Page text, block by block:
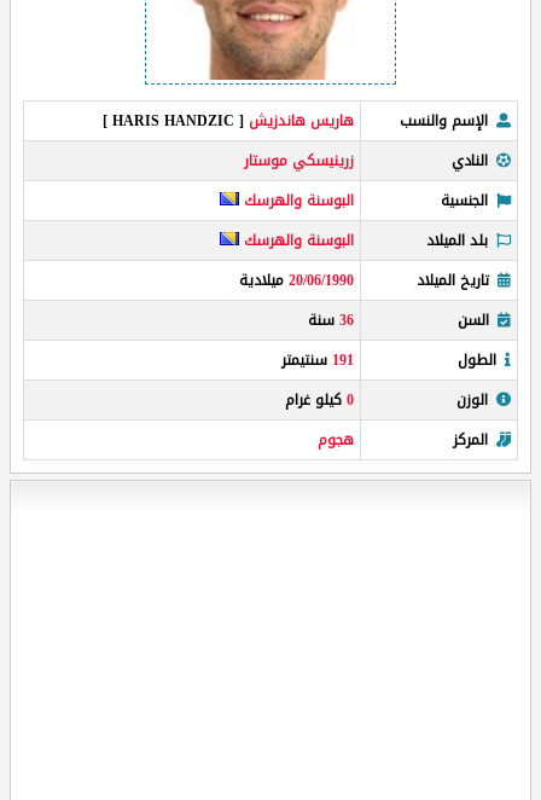
الإسم والنسب هاريس هاندزيش [ HARIS HANDZIC ]
النادي
زرينيسكي موستار
الجنسية
البوسنة والهرسك
بلد الميلاد
البوسنة والهرسك
تاريخ الميلاد
20/06/1990ميلادية
السن
36سنة
الطول
191 سنتيمتر
الوزن
0كيلو غرام
المركز
هجوم